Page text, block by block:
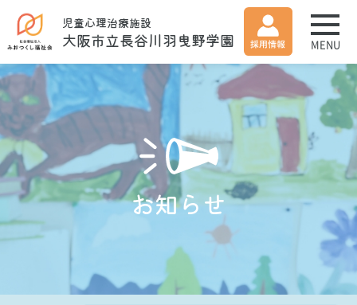
児童心理治療施設
大阪市立長谷川羽曳野学園 MENU
お知らせ